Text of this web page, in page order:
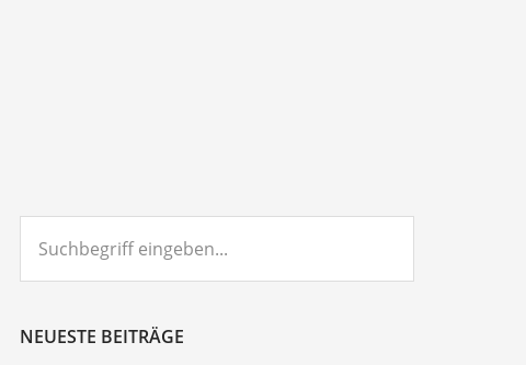
eingeben...
NEUESTE BEITRÄGE